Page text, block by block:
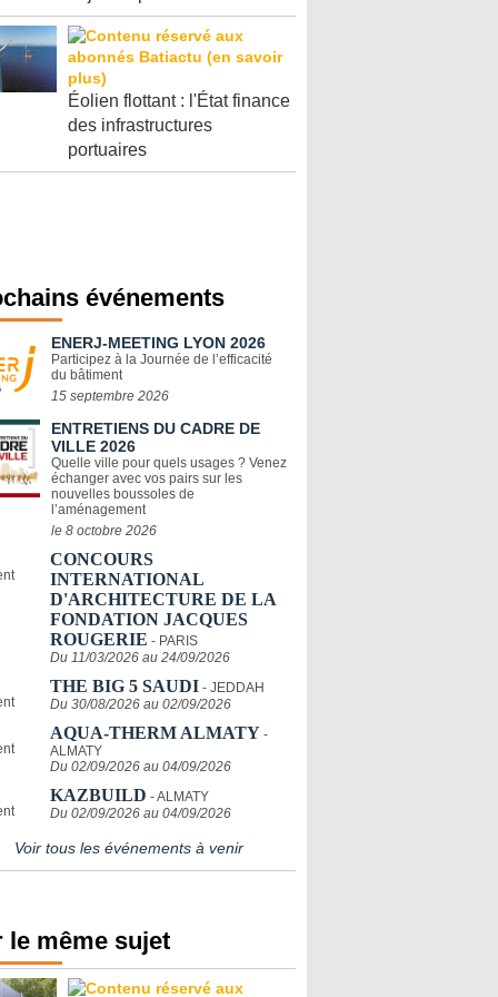
Éolien flottant : l'État finance
des infrastructures
portuaires
événements
ENERJ-MEETING LYON 2026
Participez à la Journée de l’efficacité
du bâtiment
15 septembre 2026
ENTRETIENS DU CADRE DE
VILLE 2026
Quelle ville pour quels usages ? Venez
échanger avec vos pairs sur les
nouvelles boussoles de
l’aménagement
le 8 octobre 2026
CONCOURS
INTERNATIONAL
D'ARCHITECTURE DE LA
FONDATION JACQUES
ROUGERIE - PARIS
Du 11/03/2026 au 24/09/2026
THE BIG 5 SAUDI - JEDDAH
Du 30/08/2026 au 02/09/2026
AQUA-THERM ALMATY -
ALMATY
Du 02/09/2026 au 04/09/2026
KAZBUILD - ALMATY
Du 02/09/2026 au 04/09/2026
Voir tous les événements à venir
le même sujet